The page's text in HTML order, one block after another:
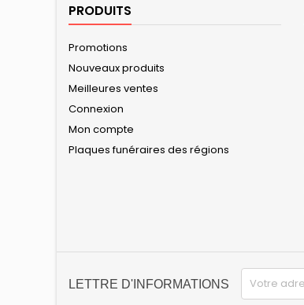
PRODUITS
Promotions
Nouveaux produits
Meilleures ventes
Connexion
Mon compte
Plaques funéraires des régions
LETTRE D'INFORMATIONS